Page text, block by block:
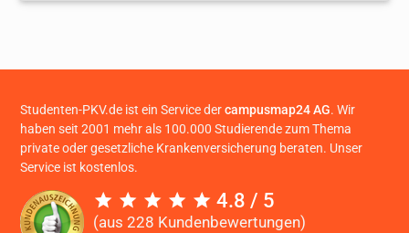
Studenten-PKV.de ist ein Service dercampusmap24 AG. Wir
haben seit 2001 mehr als 100.000 Studierende zum Thema
private oder gesetzliche Krankenversicherung beraten. Unser
Service ist kostenlos.
4.8 / 5
(aus 228 Kundenbewertungen)